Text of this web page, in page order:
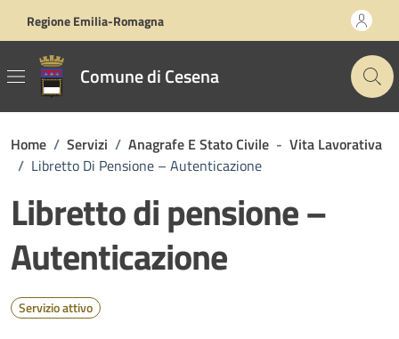
Regione Emilia-Romagna
Comune di Cesena
Home / Servizi / Anagrafe E Stato Civile - Vita Lavorativa
/ Libretto Di Pensione – Autenticazione
Libretto di pensione –
Autenticazione
Servizio attivo